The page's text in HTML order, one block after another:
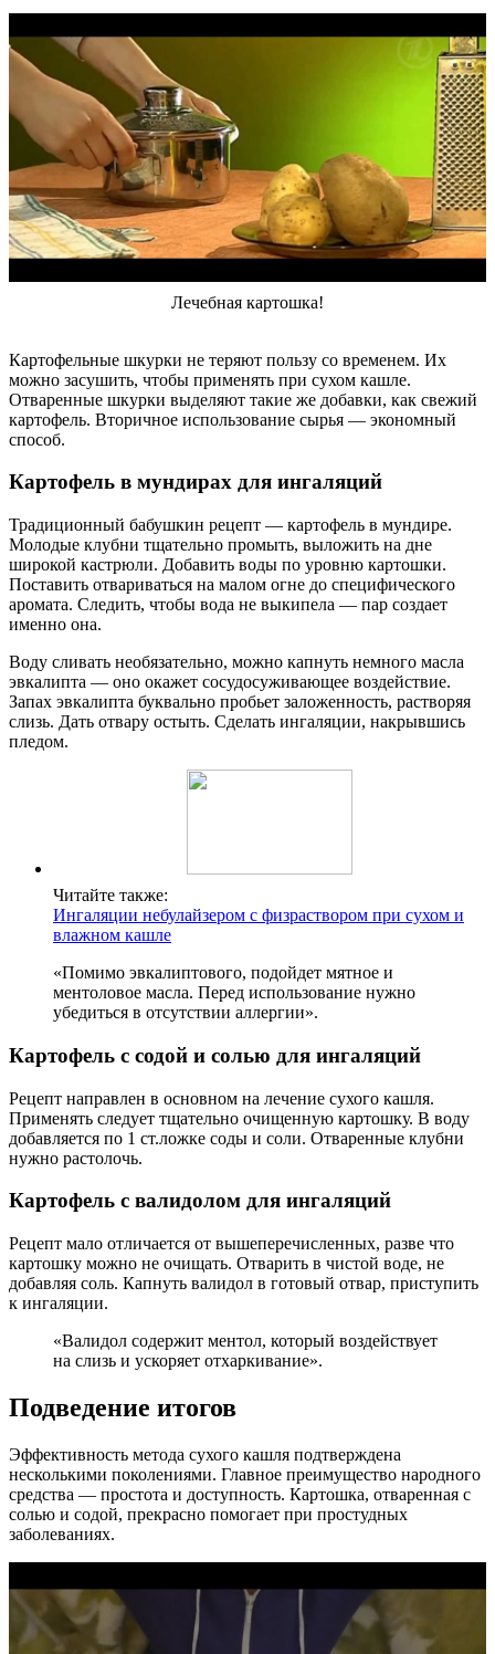
Лечебная картошка!
Картофельные шкурки не теряют пользу со временем. Их
можно засушить, чтобы применять при сухом кашле.
Отваренные шкурки выделяют такие же добавки, как свежий
картофель. Вторичное использование сырья — экономный
способ.
Картофель в мундирах для ингаляций
Традиционный бабушкин рецепт — картофель в мундире.
Молодые клубни тщательно промыть, выложить на дне
широкой кастрюли. Добавить воды по уровню картошки.
Поставить отвариваться на малом огне до специфического
аромата. Следить, чтобы вода не выкипела — пар создает
именно она.
Воду сливать необязательно, можно капнуть немного масла
эвкалипта — оно окажет сосудосуживающее воздействие.
Запах эвкалипта буквально пробьет заложенность, растворяя
слизь. Дать отвару остыть. Сделать ингаляции, накрывшись
пледом.
Читайте также:
Ингаляции небулайзером с физраствором при сухом и
влажном кашле
«Помимо эвкалиптового, подойдет мятное и
ментоловое масла. Перед использование нужно
убедиться в отсутствии аллергии».
Картофель с содой и солью для ингаляций
Рецепт направлен в основном на лечение сухого кашля.
Применять следует тщательно очищенную картошку. В воду
добавляется по 1 ст.ложке соды и соли. Отваренные клубни
нужно растолочь.
Картофель с валидолом для ингаляций
Рецепт мало отличается от вышеперечисленных, разве что
картошку можно не очищать. Отварить в чистой воде, не
добавляя соль. Капнуть валидол в готовый отвар, приступить
к ингаляции.
«Валидол содержит ментол, который воздействует
на слизь и ускоряет отхаркивание».
Подведение итогов
Эффективность метода сухого кашля подтверждена
несколькими поколениями. Главное преимущество народного
средства — простота и доступность. Картошка, отваренная с
солью и содой, прекрасно помогает при простудных
заболеваниях.